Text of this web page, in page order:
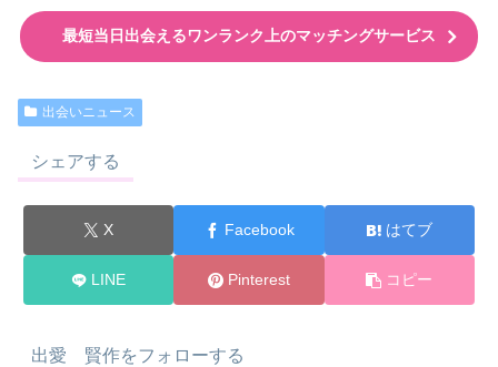
最短当日出会えるワンランク上のマッチングサービス
出会いニュース
シェアする
X Facebook はてブ
LINE Pinterest コピー
出愛 賢作をフォローする